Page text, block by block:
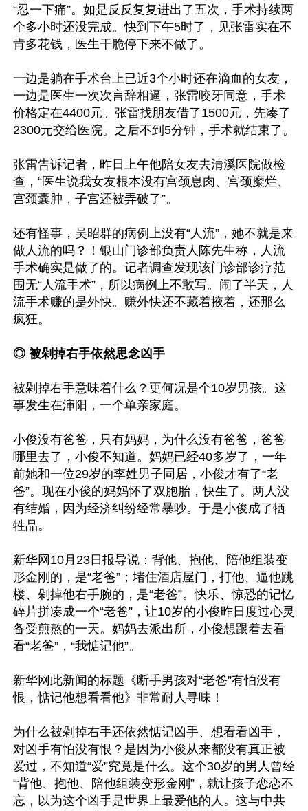
“忍一下痛”。如是反反复复进出了五次，手术持续两
个多小时还没完成。快到下午5时了，见张雷实在不
肯多花钱，医生干脆停下来不做了。
一边是躺在手术台上已近3个小时还在滴血的女友，
一边是医生一次次言辞相逼，张雷咬牙同意，手术
价格定在4400元。张雷找朋友借了1500元，先凑了
2300元交给医院。之后不到5分钟，手术就结束了。
张雷告诉记者，昨日上午他陪女友去清溪医院做检
查，“医生说我女友根本没有宫颈息肉、宫颈糜烂、
宫颈囊肿，子宫还被弄破了”。
还有怪事，吴昭群的病例上没有“人流”，她不就是来
做人流的吗？！银山门诊部负责人陈先生称，人流
手术确实是做了的。记者调查发现该门诊部诊疗范
围无“人流手术”，所以病例上不敢写。闹了半天，人
流手术赚的是外快。赚外快还不藏着掖着，还那么
疯狂。
◎ 被剁掉右手依然思念凶手
被剁掉右手意味着什么？更何况是个10岁男孩。这
事发生在渖阳，一个单亲家庭。
小俊没有爸爸，只有妈妈，为什么没有爸爸，爸爸
哪里去了，小俊不知道。妈妈已经40多岁了，一年
前她和一位29岁的李姓男子同居，小俊才有了“老
爸”。现在小俊的妈妈怀了双胞胎，快生了。两人没
有结婚，因为经济纠纷经常暴吵。于是小俊成了牺
牲品。
新华网10月23日报导说：背他、抱他、陪他组装变
形金刚的，是“老爸”；堵住酒店屋门，打他、逼他跳
楼、剁掉他右手腕的，是“老爸”。快乐、惊恐的记忆
碎片拼凑成一个“老爸”，让10岁的小俊昨日度过心灵
备受煎熬的一天。妈妈去派出所，小俊想跟着去看
看“老爸”，“我惦记他”。
新华网此新闻的标题《断手男孩对“老爸”有怕没有
恨，惦记他想看看他》非常耐人寻味！
为什么被剁掉右手还依然惦记凶手、想看看凶手，
对凶手有怕没有恨？是因为小俊从来都没有真正被
爱过，不知道“爱”究竟是什么。这个30岁的男人曾经
“背他、抱他、陪他组装变形金刚”，就让孩子恋恋不
忘，以为这个凶手是世界上最爱他的人。这与中共